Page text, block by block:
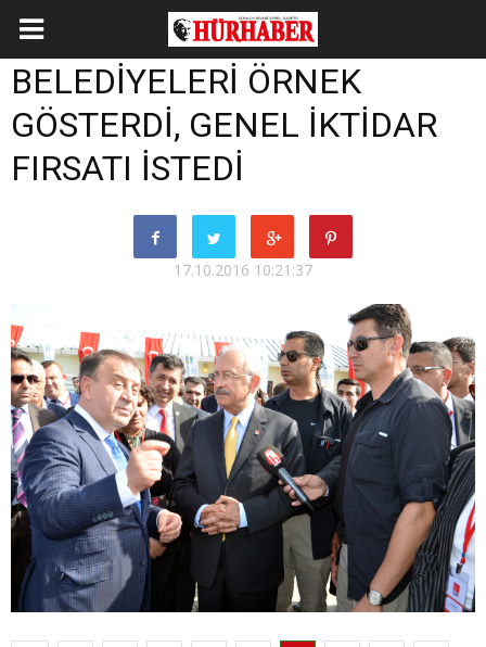
BELEDİYELERİ ÖRNEK
GÖSTERDİ, GENEL İKTİDAR
FIRSATI İSTEDİ
17.10.2016 10:21:37